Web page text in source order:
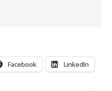
Facebook LinkedIn